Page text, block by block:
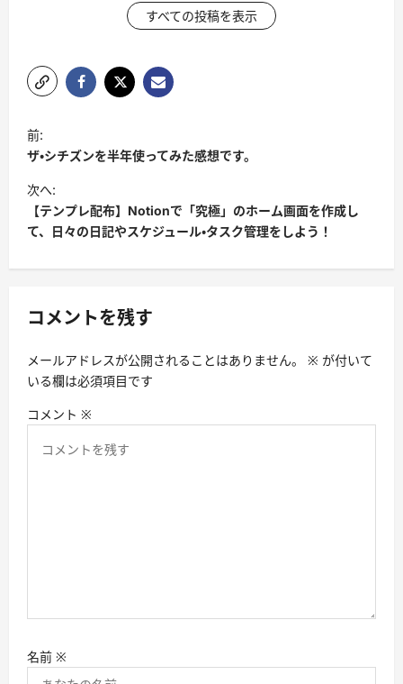
すべての投稿を表示
ポ
ス
ト
ナ
ビ
ゲ
シ
ン
前:
ザ・シチズンを半年使ってみた感想です。
次へ:
【テンプレ配布】Notionで「究極」のホーム画面を作成し
て、日々の日記やスケジュール・タスク管理をしよう！
コメントを残す
メールアドレスが公開されることはありません。 ※ が付いて
いる欄は必須項目です
コメント ※
名前 ※